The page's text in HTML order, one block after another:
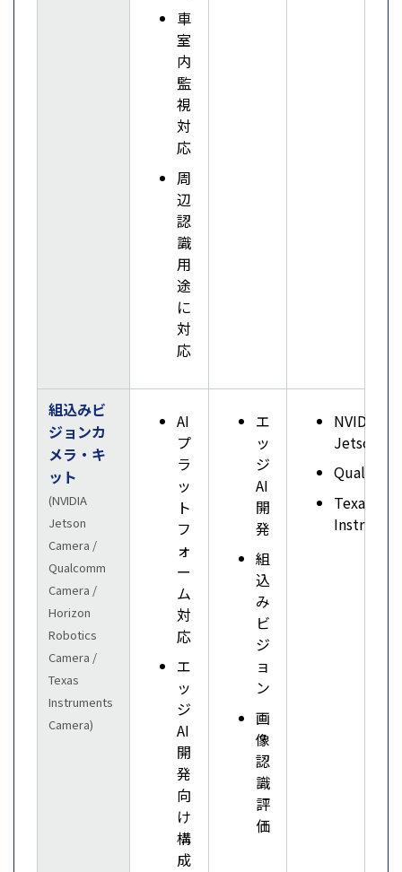
車
室
内
監
視
対
応
周
辺
認
識
用
途
に
対
応
組込みビ
ジョンカ
メラ・キ
ット
(NVIDIA
Jetson
Camera /
Qualcomm
Camera /
Horizon
Robotics
Camera /
Texas
Instruments
Camera)
AI
プ
ラ
ッ
ト
フ
ォ
ー
ム
対
応
エ
ッ
ジ
AI
開
発
向
け
構
成
エ
ッ
ジ
AI
開
発
組
込
み
ビ
ジ
ョ
ン
画
像
認
識
評
価
NVIDIA
Jetson
Texas